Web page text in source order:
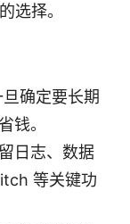
选择。
确定要长期
钱。
日志、数据
等关键功